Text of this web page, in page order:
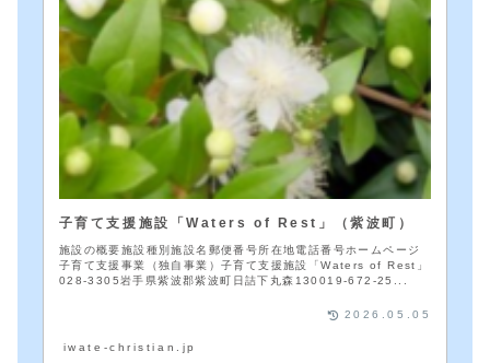
子育て支援施設「Waters of Rest」（紫波町）
施設の概要施設種別施設名郵便番号所在地電話番号ホームページ
子育て支援事業（独自事業）子育て支援施設「Waters of Rest」
028-3305岩手県紫波郡紫波町日詰下丸森130019-672-25...
iwate-christian.jp
2026.05.05